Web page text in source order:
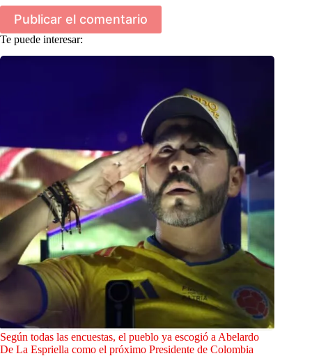
Publicar el comentario
Te puede interesar:
Según todas las encuestas, el pueblo ya escogió a Abelardo
De La Espriella como el próximo Presidente de Colombia